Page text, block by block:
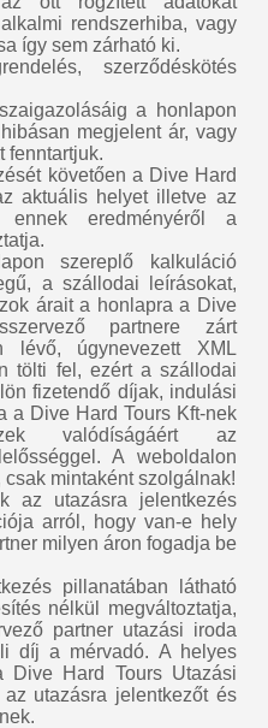
rendszerhiba, vagy
így sem zárható ki.
szerződéskötés
a honlapon
megjelent ár, vagy
fenntartjuk.
követően a Dive Hard
aktuális helyet illetve az
eredményéről a
szereplő kalkuláció
a szállodai leírásokat,
árait a honlapra a Dive
partnere zárt
lévő, úgynevezett XML
tölti fel, ezért a szállodai
fizetendő díjak, indulási
a Dive Hard Tours Kft-nek
valódíságáért az
A weboldalon
mintaként szolgálnak!
az utazásra jelentkezés
arról, hogy van-e hely
milyen áron fogadja be
pillanatában látható
nélkül megváltoztatja,
partner utazási iroda
díj a mérvadó. A helyes
Dive Hard Tours Utazási
utazásra jelentkezőt és